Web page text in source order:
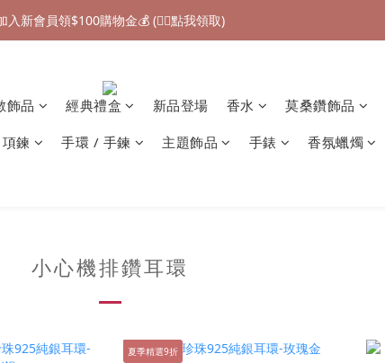
入新會員領$100購物金💰 (👉🏻點我領取)
入新會員領$100購物金💰 (👉🏻點我領取)
入新會員領$100購物金💰 (👉🏻點我領取)
飾品 經典禮盒 新品登場 香水 莫桑鑽飾品
項鍊 手環 / 手鍊 主題飾品 手錶 香氛蠟燭
小心機排鑽耳環
夏季精選9折